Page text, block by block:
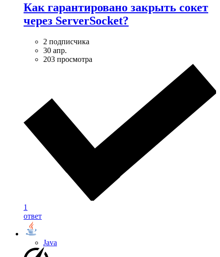
Как гарантировано закрыть сокет
через ServerSocket?
2 подписчика
30 апр.
203 просмотра
1
ответ
Java